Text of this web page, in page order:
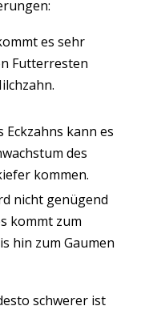
es sehr
Futterresten
Eckzahns kann es
des
kommen.
nicht genügend
kommt zum
hin zum Gaumen
schwerer ist